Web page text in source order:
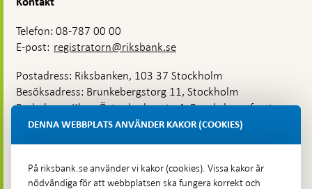
Kontakt
Telefon: 08-787 00 00
E-post: registratorn@riksbank.se
Postadress: Riksbanken, 103 37 Stockholm
Besöksadress: Brunkebergstorg 11, Stockholm
Budadress: Klara Östra kyrkogata 4, Brunkebergsfaret,
Lastplats 6
DENNA WEBBPLATS ANVÄNDER KAKOR (COOKIES)
På riksbank.se använder vi kakor (cookies). Vissa kakor är
nödvändiga för att webbplatsen ska fungera korrekt och